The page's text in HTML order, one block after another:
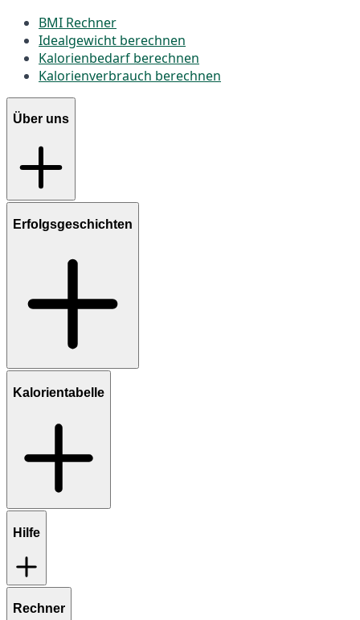
BMI Rechner
Idealgewicht berechnen
Kalorienbedarf berechnen
Kalorienverbrauch berechnen
Über uns
Erfolgsgeschichten
Kalorientabelle
Hilfe
Rechner